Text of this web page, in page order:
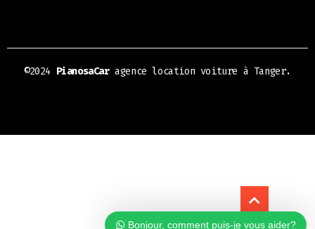
Bonjour, comment puis-je vous aider?
©2024 PianosaCaragence location voiture à Tanger.